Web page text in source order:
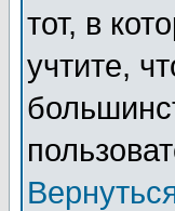
тот, в
учтите,